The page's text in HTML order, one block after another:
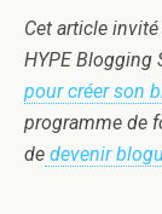
Cet article
HYPE Blogging
pour créer son
programme de
de devenir